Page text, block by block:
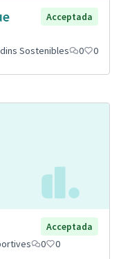
Acceptada
Sostenibles 0 0
Acceptada
0 0